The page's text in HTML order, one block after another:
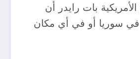
بات رايدر أن
في سوريا أو في أي مكان